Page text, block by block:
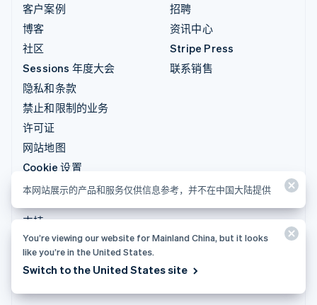
客户案例
博客
社区
Sessions 年度大会
隐私和条款
禁止和限制的业务
许可证
网站地图
Cookie 设置
更多资源
招聘
资讯中心
Stripe Press
联系销售
支持
获取支持
托管支持方案
本网站展示的产品和服务仅供信息参考，并不在中国大陆提供
You’re viewing our website for Mainland China, but it looks
like you’re in the United States.
Switch to the United States site